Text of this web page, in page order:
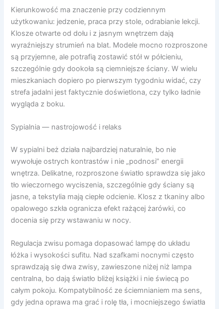
Kierunkowość ma znaczenie przy codziennym
użytkowaniu: jedzenie, praca przy stole, odrabianie lekcji.
Klosze otwarte od dołu i z jasnym wnętrzem dają
wyraźniejszy strumień na blat. Modele mocno rozproszone
są przyjemne, ale potrafią zostawić stół w półcieniu,
szczególnie gdy dookoła są ciemniejsze ściany. W wielu
mieszkaniach dopiero po pierwszym tygodniu widać, czy
strefa jadalni jest faktycznie doświetlona, czy tylko ładnie
wygląda z boku.
Sypialnia — nastrojowość i relaks
W sypialni beż działa najbardziej naturalnie, bo nie
wywołuje ostrych kontrastów i nie „podnosi” energii
wnętrza. Delikatne, rozproszone światło sprawdza się jako
tło wieczornego wyciszenia, szczególnie gdy ściany są
jasne, a tekstylia mają ciepłe odcienie. Klosz z tkaniny albo
opalowego szkła ogranicza efekt rażącej żarówki, co
docenia się przy wstawaniu w nocy.
Regulacja zwisu pomaga dopasować lampę do układu
łóżka i wysokości sufitu. Nad szafkami nocnymi często
sprawdzają się dwa zwisy, zawieszone niżej niż lampa
centralna, bo dają światło bliżej książki i nie świecą po
całym pokoju. Kompatybilność ze ściemnianiem ma sens,
gdy jedna oprawa ma grać i rolę tła, i mocniejszego światła